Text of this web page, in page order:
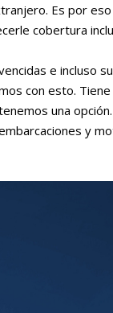
Es por
cobertura
e incluso
con esto.
una
y